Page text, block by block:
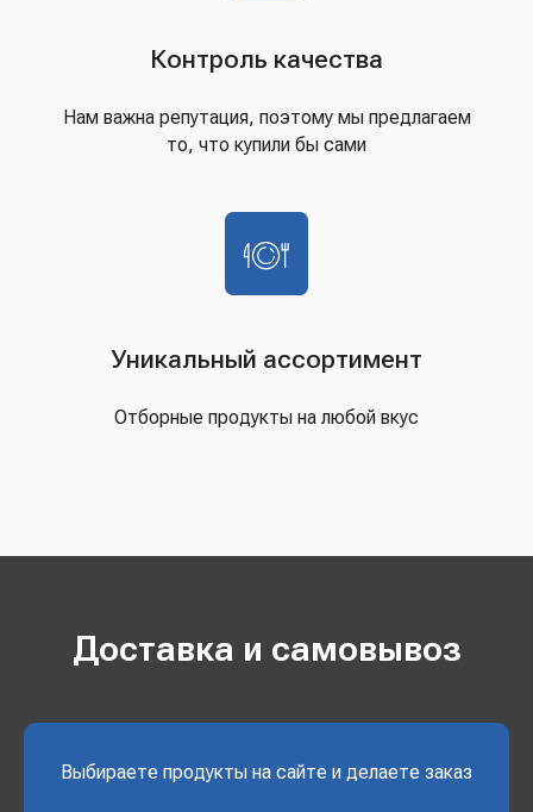
Контроль качества
Нам важна репутация, поэтому мы предлагаем
то, что купили бы сами
Уникальный ассортимент
Отборные продукты на любой вкус
Доставка и самовывоз
Выбираете продукты на сайте и делаете заказ